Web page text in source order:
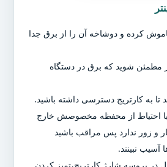
کرده و دوشاخه آن را از برق جدا
مطمئن شوید که برق در دستگاه
تا به کارتریج دسترسی داشته باشید.
با احتیاط از محفظه مخصوصش خارج
و زور ندارد پس مراقب باشید
آسیب نبینند.